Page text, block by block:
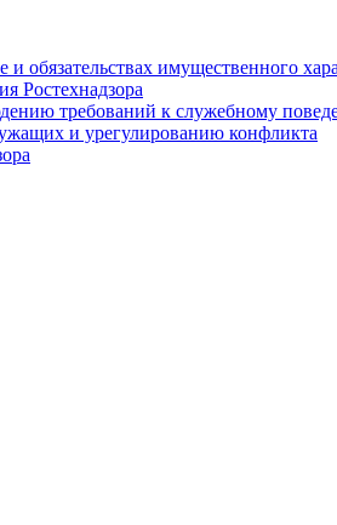
обязательствах имущественного
Ростехнадзора
требований к служебному
и урегулированию конфликта